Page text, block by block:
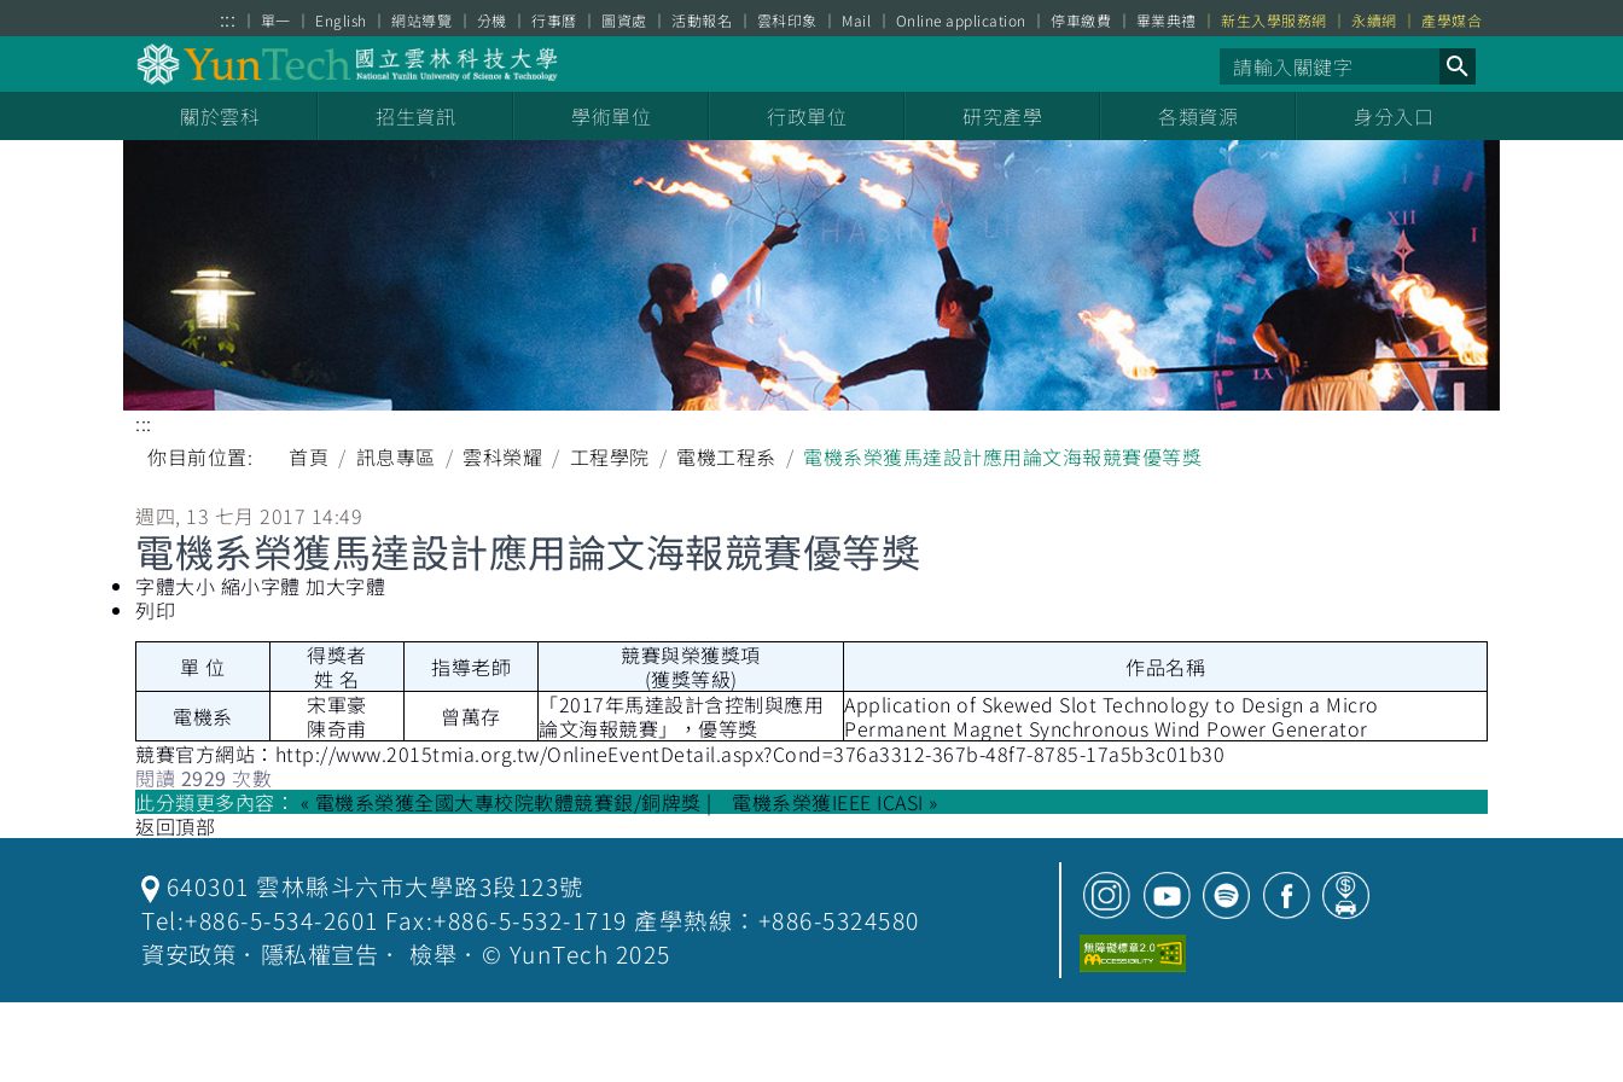
::: 單一 English 網站導覽 分機 行事曆 圖資處 活動報名 雲科印象 Mail Online application 停車繳費 畢業典禮 新生入學服務網 永續網 產學媒合
關於雲科 招生資訊 學術單位 行政單位 研究產學 各類資源 身分入口
:::
你目前位置:
首頁 訊息專區 雲科榮耀 工程學院 電機工程系 電機系榮獲馬達設計應用論文海報競賽優等獎
週四, 13 七月 2017 14:49
電機系榮獲馬達設計應用論文海報競賽優等獎
字體大小 縮小字體 加大字體
列印
單 位
得獎者
姓 名
指導老師
競賽與榮獲獎項
(獲獎等級)
作品名稱
電機系
宋軍豪
陳奇甫
曾萬存
「2017年馬達設計含控制與應用
論文海報競賽」，優等獎
Application of Skewed Slot Technology to Design a Micro
Permanent Magnet Synchronous Wind Power Generator
競賽官方網站： http://www.2015tmia.org.tw/OnlineEventDetail.aspx?Cond=376a3312-367b-48f7-8785-17a5b3c01b30
閱讀 2929 次數
此分類更多內容： « 電機系榮獲全國大專校院軟體競賽銀/銅牌獎
電機系榮獲IEEE ICASI »
返回頂部
640301 雲林縣斗六市大學路3段123號
Tel:+886-5-534-2601 Fax:+886-5-532-1719 產學熱線：+886-5324580
資安政策 ． 隱私權宣告 ． 檢舉 ．© YunTech 2025